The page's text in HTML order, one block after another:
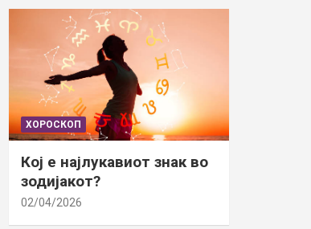
ХОРОСКОП
Кој е најлукавиот знак во
зодијакот?
02/04/2026